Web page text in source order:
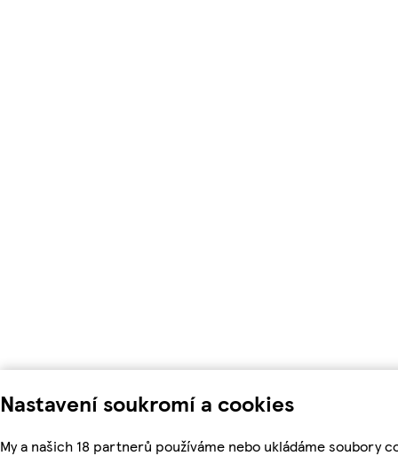
Nastavení soukromí a cookies
My a našich 18 partnerů používáme nebo ukládáme soubory